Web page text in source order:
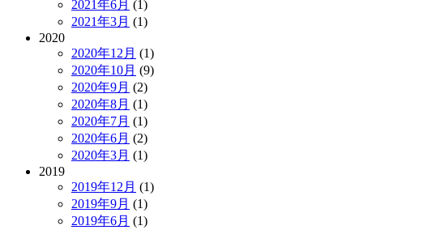
2021年6月 (1)
2021年3月 (1)
2020
2020年12月 (1)
2020年10月 (9)
2020年9月 (2)
2020年8月 (1)
2020年7月 (1)
2020年6月 (2)
2020年3月 (1)
2019
2019年12月 (1)
2019年9月 (1)
2019年6月 (1)